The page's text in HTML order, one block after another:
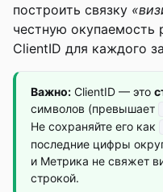
построить связку
честную окупаемость
ClientID для каждого
Важно: ClientID — это
символов (превышает
Не сохраняйте его как
последние цифры
и Метрика не свяжет
строкой.